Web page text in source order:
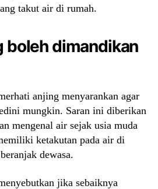
takut air di rumah.
boleh dimandikan
anjing menyarankan agar
mungkin. Saran ini diberikan
mengenal air sejak usia muda
ketakutan pada air di
dewasa.
jika sebaiknya